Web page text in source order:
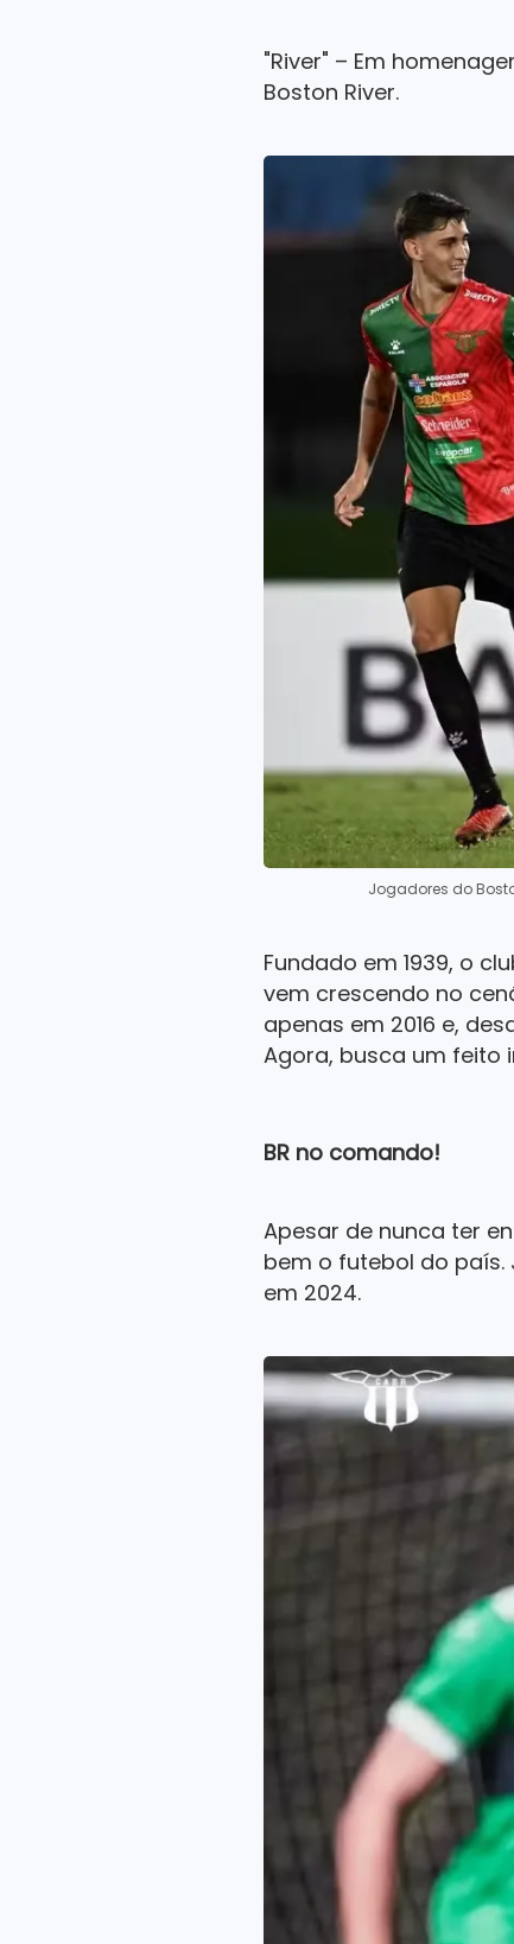
"River" – Em
Boston River.
Jogadores do
Fundado em 1939, o
vem crescendo no
apenas em 2016 e,
Agora, busca um feito
BR no comando!
Apesar de nunca ter
bem o futebol do país.
em 2024.